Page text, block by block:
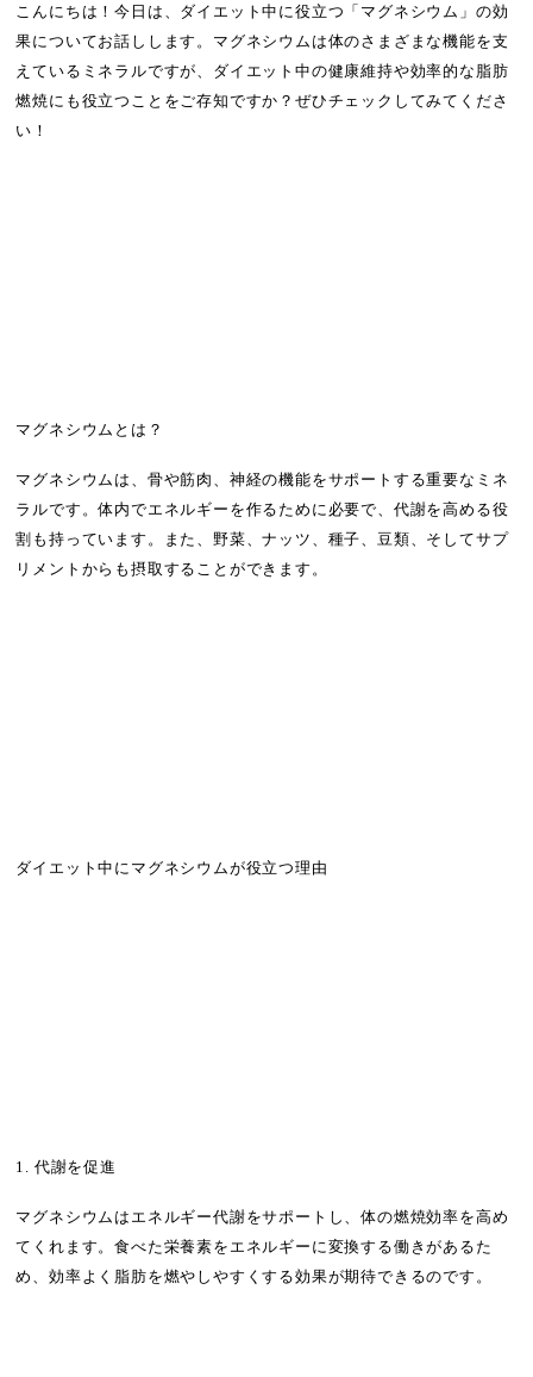
こんにちは！今日は、ダイエット中に役立つ「マグネシウム」の効
果についてお話しします。マグネシウムは体のさまざまな機能を支
えているミネラルですが、ダイエット中の健康維持や効率的な脂肪
燃焼にも役立つことをご存知ですか？ぜひチェックしてみてくださ
い！
マグネシウムとは？
マグネシウムは、骨や筋肉、神経の機能をサポートする重要なミネ
ラルです。体内でエネルギーを作るために必要で、代謝を高める役
割も持っています。また、野菜、ナッツ、種子、豆類、そしてサプ
リメントからも摂取することができます。
ダイエット中にマグネシウムが役立つ理由
1. 代謝を促進
マグネシウムはエネルギー代謝をサポートし、体の燃焼効率を高め
てくれます。食べた栄養素をエネルギーに変換する働きがあるた
め、効率よく脂肪を燃やしやすくする効果が期待できるのです。